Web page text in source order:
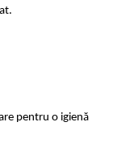
pentru o igienă